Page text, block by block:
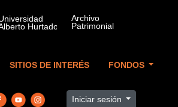
SITIOS DE INTERÉS FONDOS
Iniciar sesión